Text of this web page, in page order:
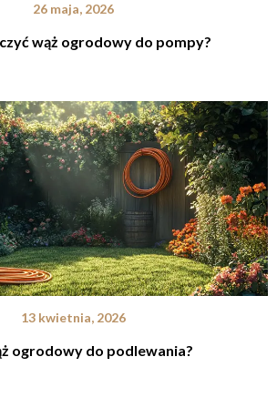
26 maja, 2026
wąż ogrodowy do pompy?
13 kwietnia, 2026
ogrodowy do podlewania?